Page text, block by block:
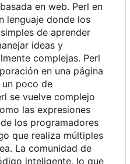
en web. Perl en
lenguaje donde los
de aprender
ideas y
complejas. Perl
en una página
poco de
se vuelve complejo
las expresiones
los programadores
que realiza múltiples
La comunidad de
inteligente, lo que